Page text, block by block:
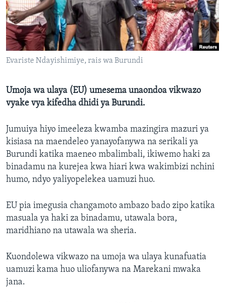
Evariste Ndayishimiye, rais wa Burundi
Umoja wa ulaya (EU) umesema unaondoa vikwazo
vyake vya kifedha dhidi ya Burundi.
Jumuiya hiyo imeeleza kwamba mazingira mazuri ya
kisiasa na maendeleo yanayofanywa na serikali ya
Burundi katika maeneo mbalimbali, ikiwemo haki za
binadamu na kurejea kwa hiari kwa wakimbizi nchini
humo, ndyo yaliyopelekea uamuzi huo.
EU pia imegusia changamoto ambazo bado zipo katika
masuala ya haki za binadamu, utawala bora,
maridhiano na utawala wa sheria.
Kuondolewa vikwazo na umoja wa ulaya kunafuatia
uamuzi kama huo uliofanywa na Marekani mwaka
jana.